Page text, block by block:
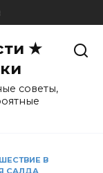
★
советы,
В
САЛДА